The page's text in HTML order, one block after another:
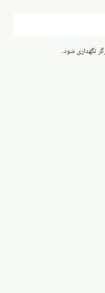
نگهداری شود.